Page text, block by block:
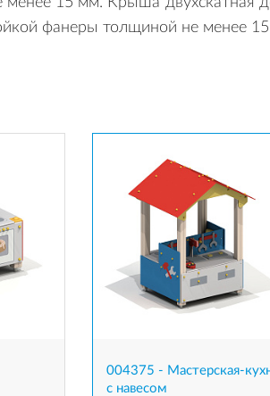
фанеры толщиной не менее
004375 - Мастерская-
с навесом